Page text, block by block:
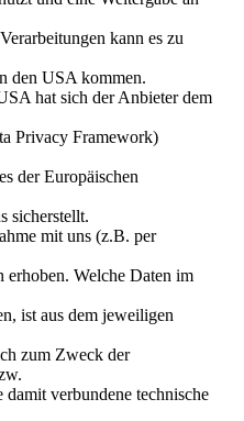
kann es zu
den USA kommen.
hat sich der Anbieter dem
Privacy Framework)
der Europäischen
sicherstellt.
mit uns (z.B. per
erhoben. Welche Daten im
ist aus dem jeweiligen
zum Zweck der
verbundene technische